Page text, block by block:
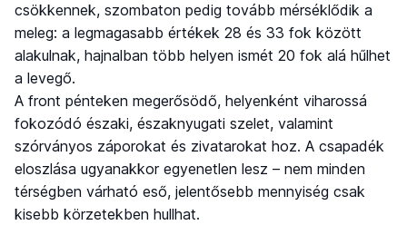
csökkennek, szombaton pedig tovább mérséklődik a
meleg: a legmagasabb értékek 28 és 33 fok között
alakulnak, hajnalban több helyen ismét 20 fok alá hűlhet
a levegő.
A front pénteken megerősödő, helyenként viharossá
fokozódó északi, északnyugati szelet, valamint
szórványos záporokat és zivatarokat hoz. A csapadék
eloszlása ugyanakkor egyenetlen lesz – nem minden
térségben várható eső, jelentősebb mennyiség csak
kisebb körzetekben hullhat.